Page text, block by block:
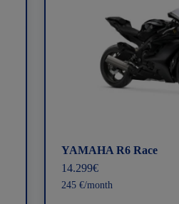
YAMAHA R6 Race
14.299€
245 €/month